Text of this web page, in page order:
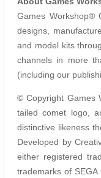
Games Workshop®
designs,
and model kits
channels in more
(including our
© Copyright Games
tailed comet logo,
distinctive likeness
Developed by
either registered
trademarks of